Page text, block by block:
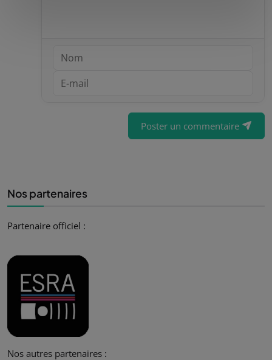
Poster un commentaire
Nos partenaires
Partenaire officiel :
Nos autres partenaires :